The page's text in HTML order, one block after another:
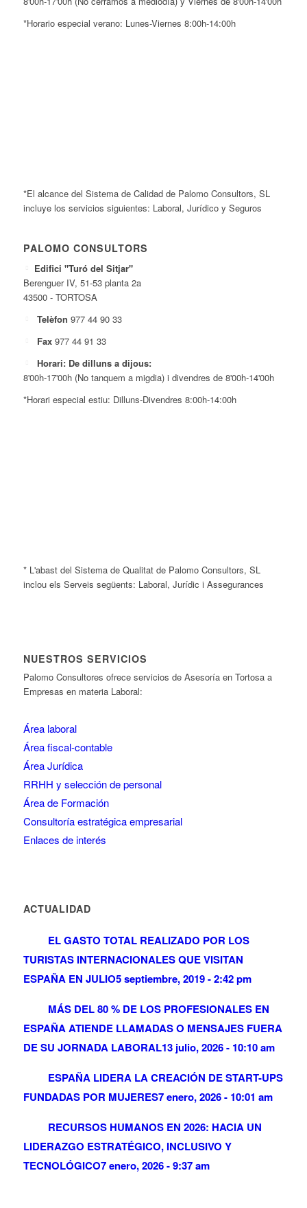
*Horario especial verano: Lunes-Viernes 8:00h-14:00h
*El alcance del Sistema de Calidad de Palomo Consultors, SL
incluye los servicios siguientes: Laboral, Jurídico y Seguros
PALOMO CONSULTORS
Edifici "Turó del Sitjar"
Berenguer IV, 51-53 planta 2a
43500 - TORTOSA
Telèfon 977 44 90 33
Fax 977 44 91 33
Horari: De dilluns a dijous:
8'00h-17'00h (No tanquem a migdia) i divendres de 8'00h-14'00h
*Horari especial estiu: Dilluns-Divendres 8:00h-14:00h
* L'abast del Sistema de Qualitat de Palomo Consultors, SL
inclou els Serveis següents: Laboral, Jurídic i Assegurances
NUESTROS SERVICIOS
Palomo Consultores ofrece servicios de Asesoría en Tortosa a
Empresas en materia Laboral:
Área laboral
Área fiscal-contable
Área Jurídica
RRHH y selección de personal
Área de Formación
Consultoría estratégica empresarial
Enlaces de interés
ACTUALIDAD
EL GASTO TOTAL REALIZADO POR LOS
TURISTAS INTERNACIONALES QUE VISITAN
ESPAÑA EN JULIO5 septiembre, 2019 - 2:42 pm
MÁS DEL 80 % DE LOS PROFESIONALES EN
ESPAÑA ATIENDE LLAMADAS O MENSAJES FUERA
DE SU JORNADA LABORAL13 julio, 2026 - 10:10 am
ESPAÑA LIDERA LA CREACIÓN DE START-UPS
FUNDADAS POR MUJERES7 enero, 2026 - 10:01 am
RECURSOS HUMANOS EN 2026: HACIA UN
LIDERAZGO ESTRATÉGICO, INCLUSIVO Y
TECNOLÓGICO7 enero, 2026 - 9:37 am